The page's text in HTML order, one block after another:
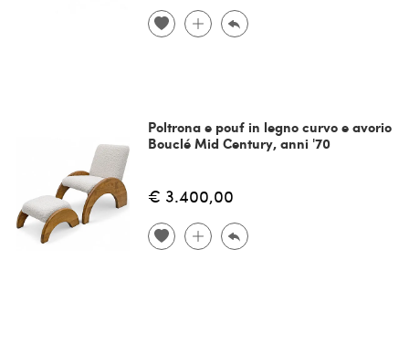
Poltrona e pouf in legno curvo e avorio
Bouclé Mid Century, anni '70
€ 3.400,00